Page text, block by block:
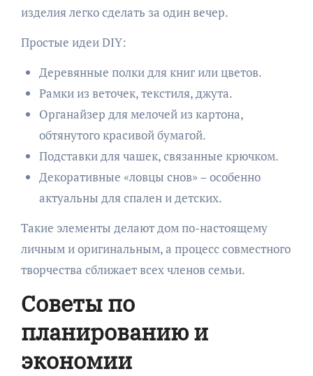
изделия легко сделать за один вечер.
Простые идеи DIY:
Деревянные полки для книг или цветов.
Рамки из веточек, текстиля, джута.
Органайзер для мелочей из картона,
обтянутого красивой бумагой.
Подставки для чашек, связанные крючком.
Декоративные «ловцы снов» – особенно
актуальны для спален и детских.
Такие элементы делают дом по-настоящему
личным и оригинальным, а процесс совместного
творчества сближает всех членов семьи.
Советы по
планированию и
экономии